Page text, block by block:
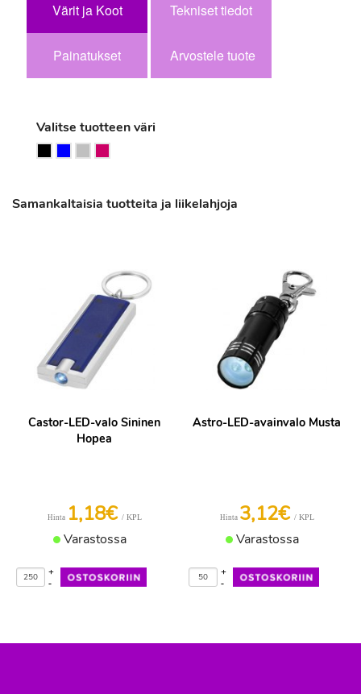
Värit ja Koot Tekniset tiedot
Painatukset Arvostele tuote
Valitse tuotteen väri
Samankaltaisia tuotteita ja liikelahjoja
Castor-LED-valo Sininen
Hopea
Hinta 1,18€ / KPL
Varastossa
-
+
Astro-LED-avainvalo Musta
Hinta 3,12€ / KPL
Varastossa
-
+